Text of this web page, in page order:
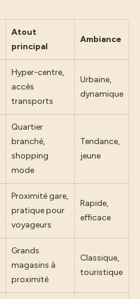
Atout
principal
Ambiance
Hyper-centre,
accès
transports
Urbaine,
dynamique
Quartier
branché,
shopping
mode
Tendance,
jeune
Proximité gare,
pratique pour
voyageurs
Rapide,
efficace
Grands
magasins à
proximité
Classique,
touristique